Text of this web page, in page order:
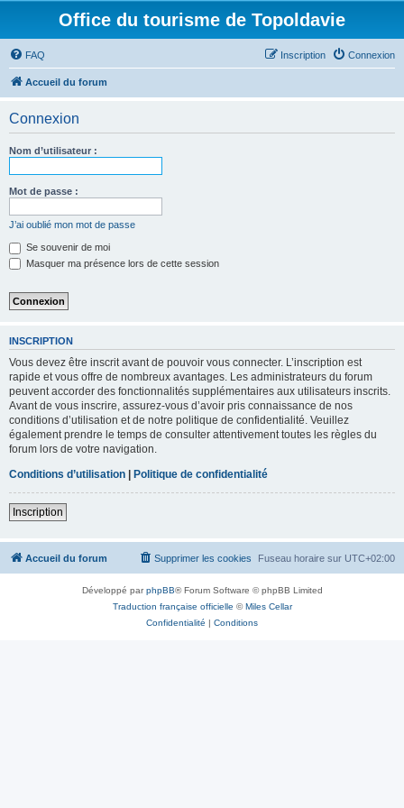
Office du tourisme de Topoldavie
FAQ Connexion
Inscription
Accueil du forum
Connexion
Nom d’utilisateur :
Mot de passe :
J’ai oublié mon mot de passe
Se souvenir de moi
Masquer ma présence lors de cette session
INSCRIPTION
Vous devez être inscrit avant de pouvoir vous connecter. L’inscription est
rapide et vous offre de nombreux avantages. Les administrateurs du forum
peuvent accorder des fonctionnalités supplémentaires aux utilisateurs inscrits.
Avant de vous inscrire, assurez-vous d’avoir pris connaissance de nos
conditions d’utilisation et de notre politique de confidentialité. Veuillez
également prendre le temps de consulter attentivement toutes les règles du
forum lors de votre navigation.
Conditions d’utilisation | Politique de confidentialité
Inscription
Accueil du forum Fuseau horaire sur UTC+02:00
Supprimer les cookies
Développé parphpBB® Forum Software © phpBB Limited
Traduction française officielle ©Miles Cellar
Confidentialité | Conditions